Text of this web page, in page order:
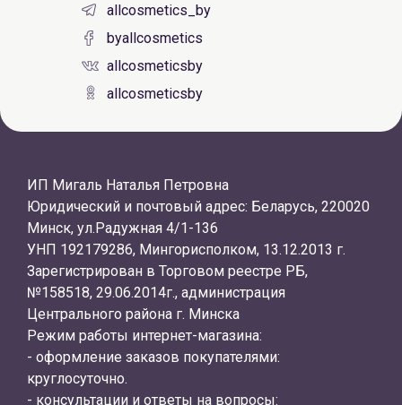
allcosmetics_by
byallcosmetics
allcosmeticsby
allcosmeticsby
ИП Мигаль Наталья Петровна
Юридический и почтовый адрес: Беларусь, 220020
Минск, ул.Радужная 4/1-136
УНП 192179286, Мингорисполком, 13.12.2013 г.
Зарегистрирован в Торговом реестре РБ,
№158518, 29.06.2014г., администрация
Центрального района г. Минска
Режим работы интернет-магазина:
- оформление заказов покупателями:
круглосуточно.
- консультации и ответы на вопросы: